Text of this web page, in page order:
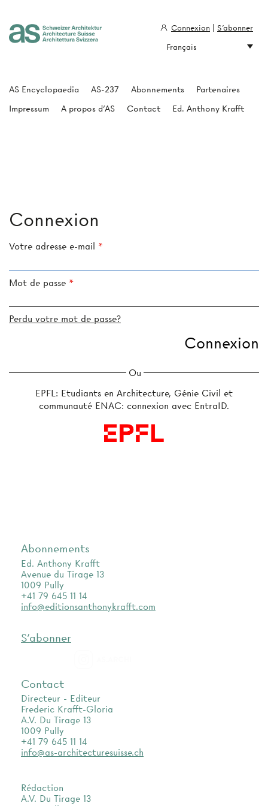
Connexion
Votre adresse e-mail
Mot de passe
Perdu votre mot de passe?
Ou
EPFL: Etudiants en Architecture, Génie Civil et
communauté ENAC: connexion avec EntraID.
AS Encyclopaedia AS-237 Abonnements
Partenaires
Impressum
A propos d'AS Contact Ed. Anthony Krafft
Connexion
S'abonner
Français
Abonnements
Ed. Anthony Krafft
Avenue du Tirage 13
1009 Pully
+41 79 645 11 14
info@editionsanthonykrafft.com
S'abonner
Contact
Directeur - Editeur
Frederic Krafft-Gloria
A.V. Du Tirage 13
1009 Pully
+41 79 645 11 14
info@as-architecturesuisse.ch
Rédaction
A.V. Du Tirage 13